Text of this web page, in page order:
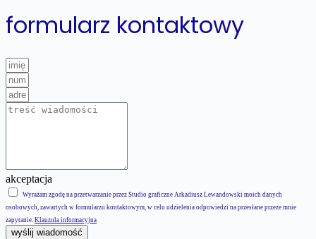
formularz kontaktowy
akceptacja
Wyrażam zgodę na przetwarzanie przez Studio graficzne Arkadiusz Lewandowski moich danych
osobowych, zawartych w formularzu kontaktowym, w celu udzielenia odpowiedzi na przesłane przeze mnie
zapytanie. Klauzula informacyjna
wyślij wiadomość